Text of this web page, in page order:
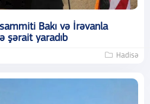
Bakı və İrəvanla
şərait yaradıb
Hadisə